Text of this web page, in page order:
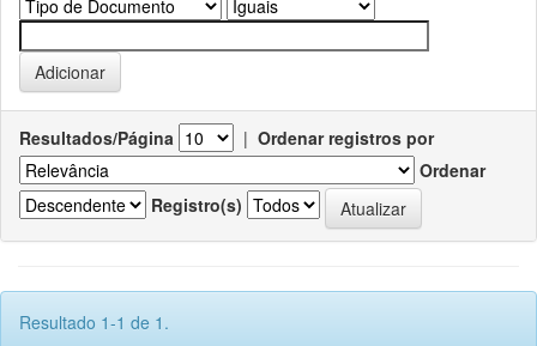
Resultados/Página | Ordenar registros por
Ordenar
Registro(s)
Resultado 1-1 de 1.